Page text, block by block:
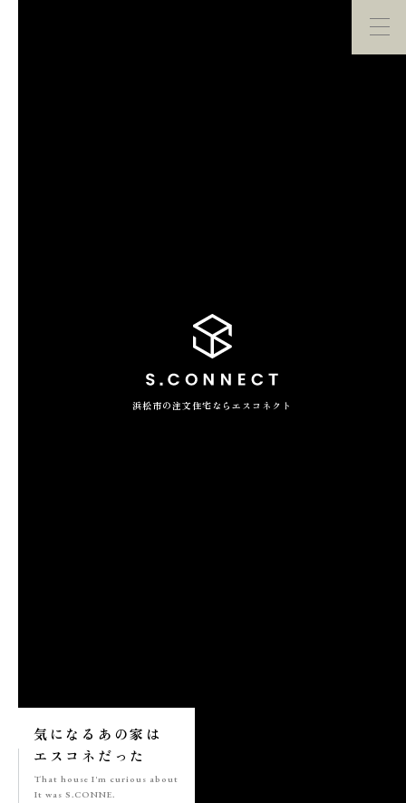
ACCESS MAP
アクセスマップ
浜松市の注文住宅ならエスコネクト
気になる あの家は
エスコネ だった
That house I'm curious about
It was S.CONNE.